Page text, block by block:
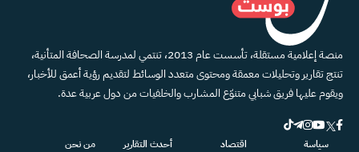
منصة إعلامية مستقلة، تأسست عام 2013، تنتمي لمدرسة الصحافة المتأنية،
تنتج تقارير وتحليلات معمقة ومحتوى متعدد الوسائط لتقديم رؤية أعمق للأخبار،
ويقوم عليها فريق شبابي متنوّع المشارب والخلفيات من دول عربية عدة.
سياسة اقتصاد أحدث التقارير من نحن